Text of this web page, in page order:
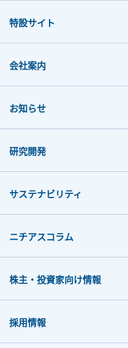
特設サイト
会社案内
お知らせ
研究開発
サステナビリティ
ニチアスコラム
株主・投資家向け情報
採用情報